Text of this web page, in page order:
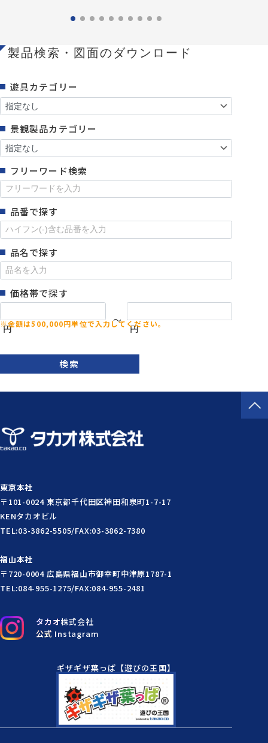
製品検索・図面のダウンロード
遊具カテゴリー
景観製品カテゴリー
フリーワード検索
品番で探す
品名で探す
価格帯で探す
円
～
円
検索
タカオ株式会社
公式 Instagram
東京本社
〒101-0024 東京都千代田区神田和泉町1-7-17
KENタカオビル
TEL:03-3862-5505/FAX:03-3862-7380
福山本社
〒720-0004 広島県福山市御幸町中津原1787-1
TEL:084-955-1275/FAX:084-955-2481
ギザギザ葉っぱ【遊びの王国】